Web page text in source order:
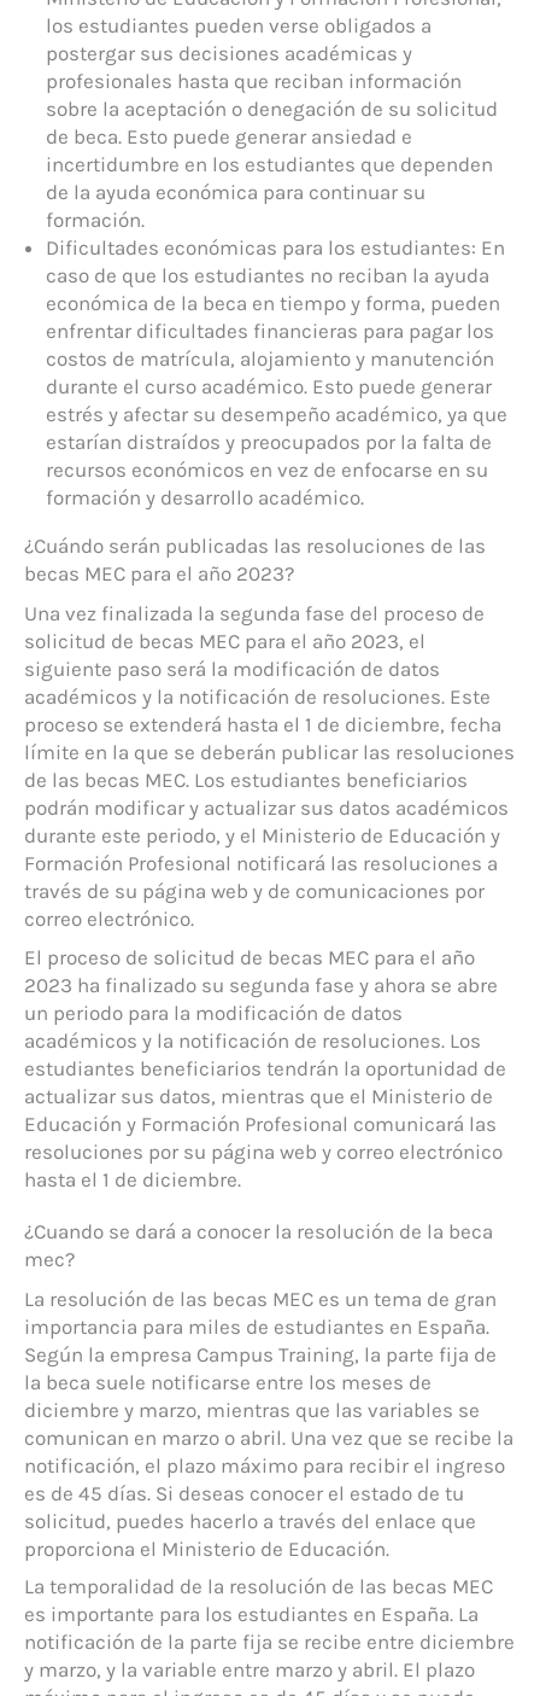
los estudiantes pueden verse obligados a
postergar sus decisiones académicas y
profesionales hasta que reciban información
sobre la aceptación o denegación de su solicitud
de beca. Esto puede generar ansiedad e
incertidumbre en los estudiantes que dependen
de la ayuda económica para continuar su
formación.
Dificultades económicas para los estudiantes: En
caso de que los estudiantes no reciban la ayuda
económica de la beca en tiempo y forma, pueden
enfrentar dificultades financieras para pagar los
costos de matrícula, alojamiento y manutención
durante el curso académico. Esto puede generar
estrés y afectar su desempeño académico, ya que
estarían distraídos y preocupados por la falta de
recursos económicos en vez de enfocarse en su
formación y desarrollo académico.
¿Cuándo serán publicadas las resoluciones de las
becas MEC para el año 2023?
Una vez finalizada la segunda fase del proceso de
solicitud de becas MEC para el año 2023, el
siguiente paso será la modificación de datos
académicos y la notificación de resoluciones. Este
proceso se extenderá hasta el 1 de diciembre, fecha
límite en la que se deberán publicar las resoluciones
de las becas MEC. Los estudiantes beneficiarios
podrán modificar y actualizar sus datos académicos
durante este periodo, y el Ministerio de Educación y
Formación Profesional notificará las resoluciones a
través de su página web y de comunicaciones por
correo electrónico.
El proceso de solicitud de becas MEC para el año
2023 ha finalizado su segunda fase y ahora se abre
un periodo para la modificación de datos
académicos y la notificación de resoluciones. Los
estudiantes beneficiarios tendrán la oportunidad de
actualizar sus datos, mientras que el Ministerio de
Educación y Formación Profesional comunicará las
resoluciones por su página web y correo electrónico
hasta el 1 de diciembre.
¿Cuando se dará a conocer la resolución de la beca
mec?
La resolución de las becas MEC es un tema de gran
importancia para miles de estudiantes en España.
Según la empresa Campus Training, la parte fija de
la beca suele notificarse entre los meses de
diciembre y marzo, mientras que las variables se
comunican en marzo o abril. Una vez que se recibe la
notificación, el plazo máximo para recibir el ingreso
es de 45 días. Si deseas conocer el estado de tu
solicitud, puedes hacerlo a través del enlace que
proporciona el Ministerio de Educación.
La temporalidad de la resolución de las becas MEC
es importante para los estudiantes en España. La
notificación de la parte fija se recibe entre diciembre
y marzo, y la variable entre marzo y abril. El plazo